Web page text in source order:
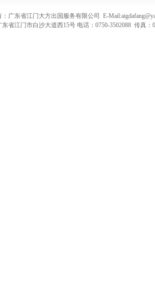
：广东省江门大方出国服务有限公司 E-Mail:
省江门市白沙大道西15号 电话：0750-3502088 传真：